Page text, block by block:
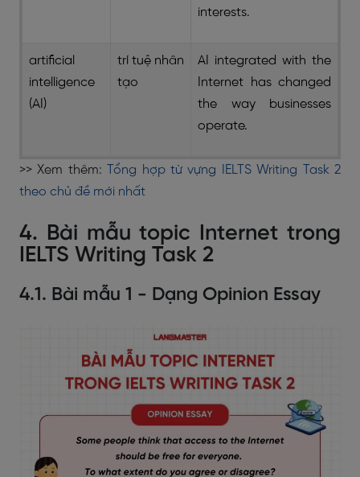
interests.
artificial
intelligence
(AI)
trí tuệ nhân
tạo
AI integrated with the
Internet has changed
the way businesses
operate.
>> Xem thêm:
Tổng hợp từ vựng IELTS Writing Task 2
theo chủ đề mới nhất
4. Bài mẫu topic Internet trong
IELTS Writing Task 2
4.1. Bài mẫu 1 - Dạng Opinion Essay